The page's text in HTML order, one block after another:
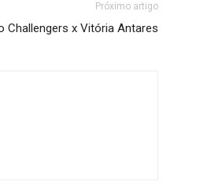
Próximo artigo
Challengers x Vitória Antares